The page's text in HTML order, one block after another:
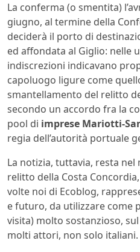
La conferma (o smentita)
giugno, al termine della
deciderà il porto di
ed affondata al Giglio: nelle
indiscrezioni indicavano
capoluogo ligure come
smantellamento del relitto
secondo un accordo fra la
pool di imprese Mariotti-
regia dell’autorità portuale
La notizia, tuttavia, resta
relitto della Costa
volte noi di Ecoblog,
e futuro, da utilizzare come
visita) molto sostanzioso,
molti attori, non solo italiani.